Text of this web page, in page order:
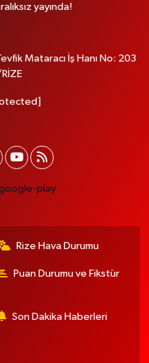
yayında!
Mataracı İş Hanı No: 203
Rize Hava Durumu
Puan Durumu ve Fikstür
Son Dakika Haberleri